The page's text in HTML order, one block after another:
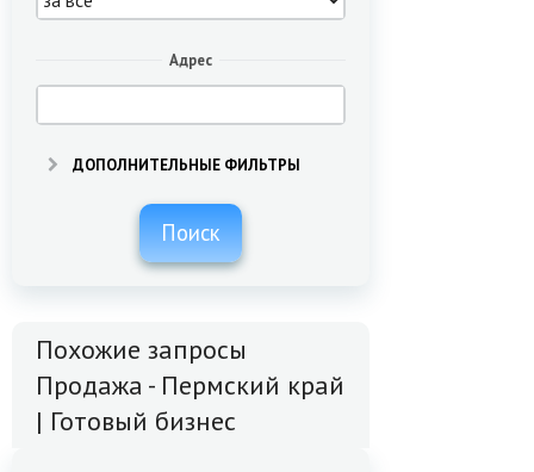
Адрес
ДОПОЛНИТЕЛЬНЫЕ ФИЛЬТРЫ
Поиск
Похожие запросы
Продажа - Пермский край
| Готовый бизнес